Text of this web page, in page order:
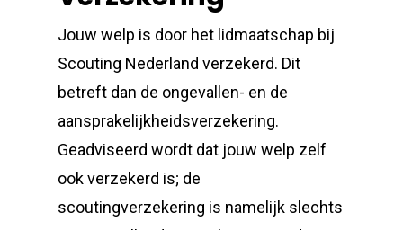
Jouw welp is door het lidmaatschap bij
Scouting Nederland verzekerd. Dit
betreft dan de ongevallen- en de
aansprakelijkheidsverzekering.
Geadviseerd wordt dat jouw welp zelf
ook verzekerd is; de
scoutingverzekering is namelijk slechts